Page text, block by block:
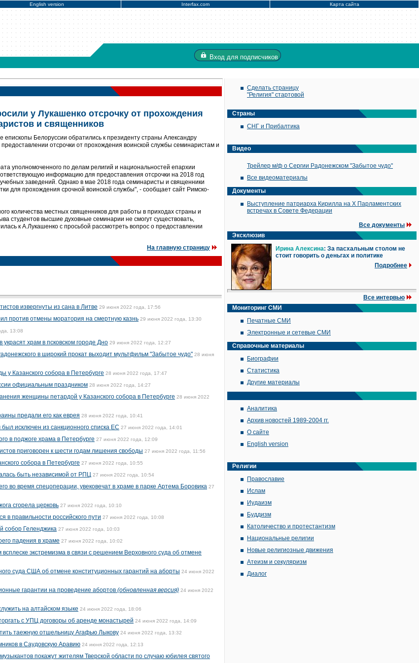
English version Interfax.com Карта сайта
Вход для подписчиков
у Лукашенко отсрочку от прохождения
и священников
Белоруссии обратились к президенту страны Александру
отсрочки от прохождения воинской службы семинаристам и
уполномоченного по делам религий и национальностей епархии
информацию для предоставления отсрочки на 2018 год
заведений. Однако в мае 2018 года семинаристы и священники
для прохождения срочной воинской службы", - сообщает сайт Римско-
количества местных священников для работы в приходах страны и
студентов высшие духовные семинарии не смогут существовать,
к А.Лукашенко с просьбой рассмотреть вопрос о предоставлении
На главную страницу
извергнуты из сана в Литве 29 июня 2022 года, 17:56
против отмены моратория на смертную казнь 29 июня 2022 года, 13:30
13:08
украсят храм в псковском городе Дно 29 июня 2022 года, 12:27
в широкий прокат выходит мультфильм "Забытое чудо" 28 июня
у Казанского собора в Петербурге 28 июня 2022 года, 17:47
официальным праздником 28 июня 2022 года, 14:27
женщины петардой у Казанского собора в Петербурге 28 июня 2022
предали его как еврея 28 июня 2022 года, 10:41
исключен из санкционного списка ЕС 27 июня 2022 года, 14:01
в поджоге храма в Петербурге 27 июня 2022 года, 12:09
приговорен к шести годам лишения свободы 27 июня 2022 года, 11:56
собора в Петербурге 27 июня 2022 года, 10:55
быть независимой от РПЦ 27 июня 2022 года, 10:54
во время спецоперации, увековечат в храме в парке Артема Боровика 27
сгорела церковь 27 июня 2022 года, 10:10
в правильности российского пути 27 июня 2022 года, 10:08
собор Геленджика 27 июня 2022 года, 10:03
падения в храме 27 июня 2022 года, 10:02
экстремизма в связи с решением Верховного суда об отмене
суда США об отмене конституционных гарантий на аборты 24 июня 2022
гарантии на проведение абортов (обновленная версия) 24 июня 2022
на алтайском языке 24 июня 2022 года, 18:06
с УПЦ договоры об аренде монастырей 24 июня 2022 года, 14:09
таежную отшельницу Агафью Лыкову 24 июня 2022 года, 13:32
в Саудовскую Аравию 24 июня 2022 года, 12:13
покажут жителям Тверской области по случаю юбилея святого
Сделать страницу
"Религия" стартовой
Страны
СНГ и Прибалтика
Видео
Трейлер м/ф о Сергии Радонежском "Забытое чудо"
Все видеоматериалы
Документы
Выступление патриарха Кирилла на X Парламентских
встречах в Совете Федерации
Все документы
Эксклюзив
Ирина Алексина: За пасхальным столом не
стоит говорить о деньгах и политике
Подробнее
Все интервью
Мониторинг СМИ
Печатные СМИ
Электронные и сетевые СМИ
Справочные материалы
Биографии
Статистика
Другие материалы
Аналитика
Архив новостей 1989-2004 гг.
О сайте
English version
Религии
Православие
Ислам
Иудаизм
Буддизм
Католичество и протестантизм
Национальные религии
Новые религиозные движения
Атеизм и секуляризм
Диалог